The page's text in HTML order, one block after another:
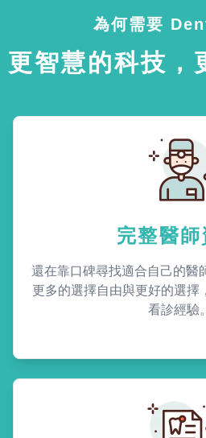
為何需要
更智慧的科技，
完整醫師
還在靠口碑尋找適合自己的醫
更多的選擇自由與更好的選擇
看診經驗。